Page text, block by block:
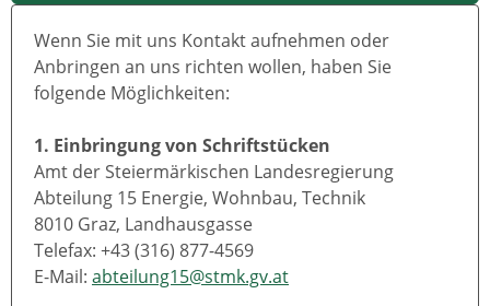
Wenn Sie mit uns Kontakt aufnehmen oder
Anbringen an uns richten wollen, haben Sie
folgende Möglichkeiten:
1. Einbringung von Schriftstücken
Amt der Steiermärkischen Landesregierung
Abteilung 15 Energie, Wohnbau, Technik
8010 Graz, Landhausgasse
Telefax: +43 (316) 877-4569
E-Mail: abteilung15@stmk.gv.at